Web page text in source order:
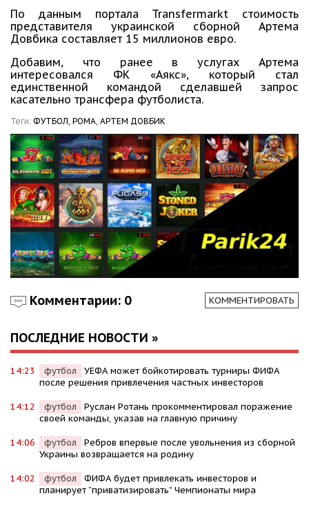
По данным портала Transfermarkt стоимость
представителя украинской сборной Артема
Довбика составляет 15 миллионов евро.
Добавим, что ранее в услугах Артема
интересовался ФК «Аякс», который стал
единственной командой сделавшей запрос
касательно трансфера футболиста.
Теги: ФУТБОЛ, РОМА, АРТЕМ ДОВБИК
Комментарии: 0 КОММЕНТИРОВАТЬ
ПОСЛЕДНИЕ НОВОСТИ »
14:23 футбол
УЕФА может бойкотировать турниры ФИФА
после решения привлечения частных инвесторов
14:12 футбол
Руслан Ротань прокомментировал поражение
своей команды, указав на главную причину
14:06 футбол
Ребров впервые после увольнения из сборной
Украины возвращается на родину
14:02 футбол
ФИФА будет привлекать инвесторов и
планирует “приватизировать” Чемпионаты мира